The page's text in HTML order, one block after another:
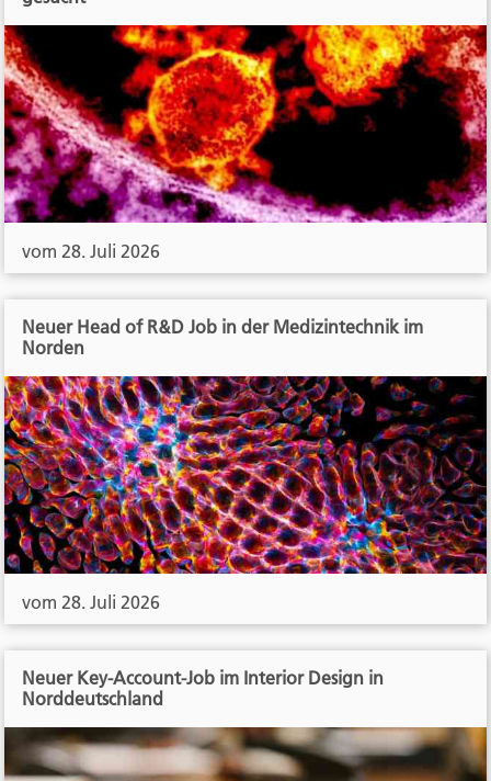
vom 28. Juli 2026
Neuer Head of R&D Job in der Medizintechnik im
Norden
vom 28. Juli 2026
Neuer Key-Account-Job im Interior Design in
Norddeutschland